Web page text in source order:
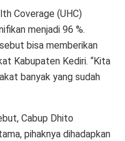
Coverage (UHC)
menjadi 96 %.
bisa memberikan
Kabupaten Kediri. “Kita
banyak yang sudah
Cabup Dhito
pihaknya dihadapkan